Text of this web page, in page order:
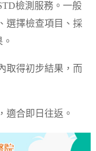
檢測服務。一般
選擇檢查項目、採
取得初步結果，而
適合即日往返。